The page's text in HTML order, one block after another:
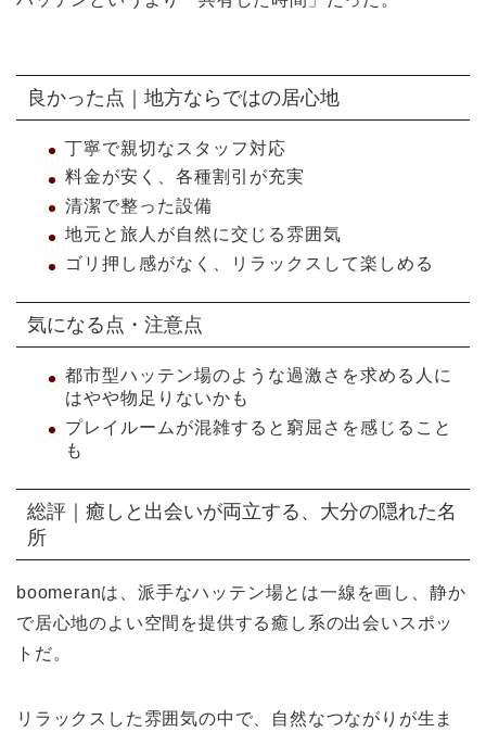
良かった点｜地方ならではの居心地
丁寧で親切なスタッフ対応
料金が安く、各種割引が充実
清潔で整った設備
地元と旅人が自然に交じる雰囲気
ゴリ押し感がなく、リラックスして楽しめる
気になる点・注意点
都市型ハッテン場のような過激さを求める人に
はやや物足りないかも
プレイルームが混雑すると窮屈さを感じること
も
総評｜癒しと出会いが両立する、大分の隠れた名
所
boomeranは、派手なハッテン場とは一線を画し、静か
で居心地のよい空間を提供する癒し系の出会いスポッ
トだ。
リラックスした雰囲気の中で、自然なつながりが生ま